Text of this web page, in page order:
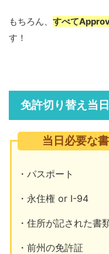
もちろん、 すべて
す！
免許切り替え当
当日必要
・パスポート
・永住権 or I-94
・住所が記された書
・前州の免許証